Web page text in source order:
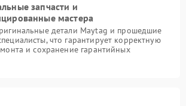
запчасти и
мастера
детали Maytag и прошедшие
что гарантирует корректную
и сохранение гарантийных